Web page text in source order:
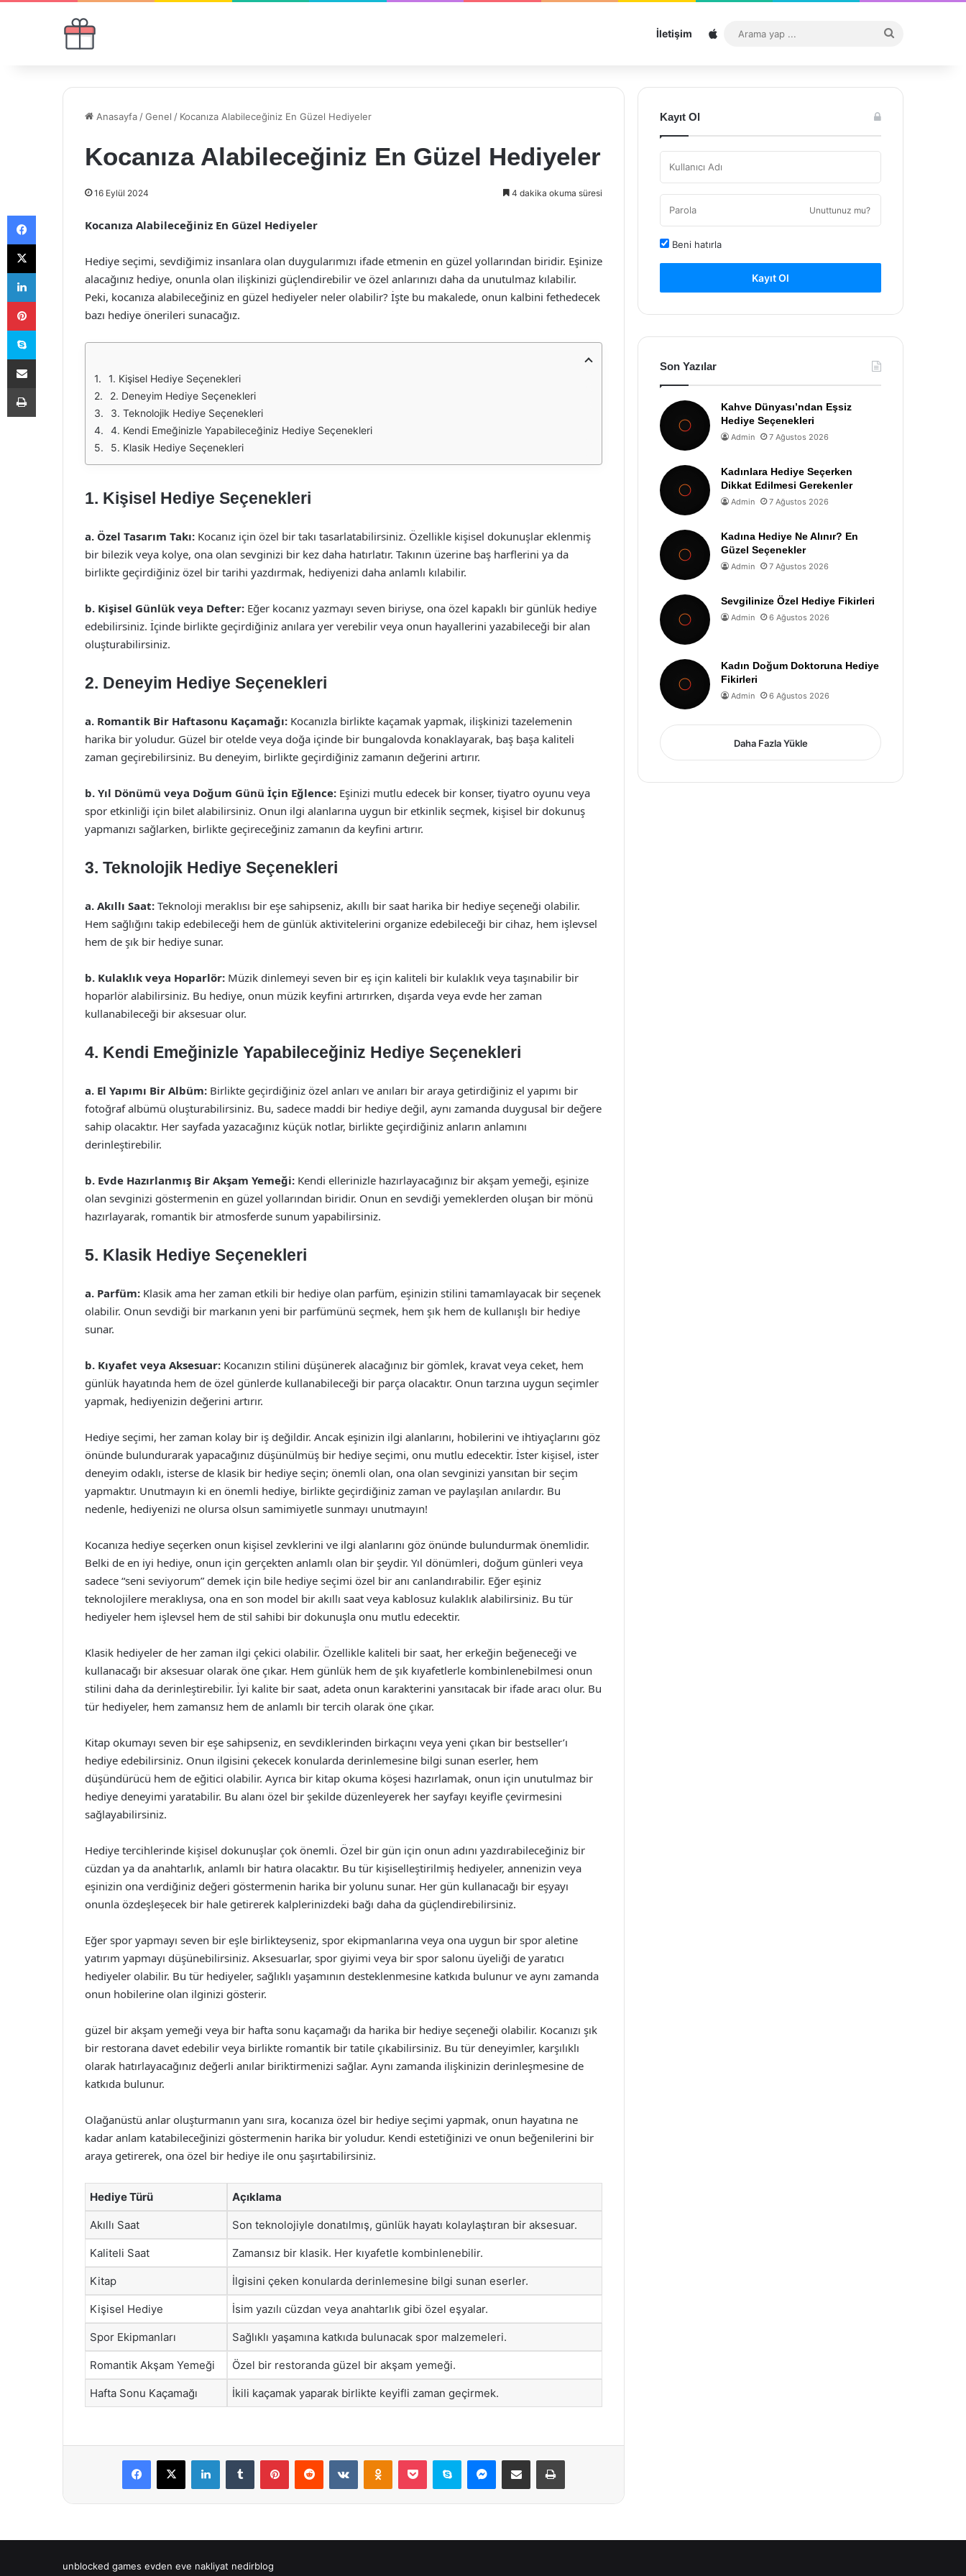
İletişim Sitemap
...
Anasayfa /Genel / Kocanıza Alabileceğiniz En Güzel Hediyeler
Kocanıza Alabileceğiniz En Güzel Hediyeler
16 Eylül 2024 4 dakika okuma süresi
Kocanıza Alabileceğiniz En Güzel Hediyeler
Hediye seçimi, sevdiğimiz insanlara olan duygularımızı ifade etmenin en güzel yollarından biridir. Eşinize
alacağınız hediye, onunla olan ilişkinizi güçlendirebilir ve özel anlarınızı daha da unutulmaz kılabilir.
Peki, kocanıza alabileceğiniz en güzel hediyeler neler olabilir? İşte bu makalede, onun kalbini fethedecek
bazı hediye önerileri sunacağız.
1. Kişisel Hediye Seçenekleri
2. Deneyim Hediye Seçenekleri
3. Teknolojik Hediye Seçenekleri
4. Kendi Emeğinizle Yapabileceğiniz Hediye Seçenekleri
5. Klasik Hediye Seçenekleri
1. Kişisel Hediye Seçenekleri
a. Özel Tasarım Takı: Kocanız için özel bir takı tasarlatabilirsiniz. Özellikle kişisel dokunuşlar eklenmiş
bir bilezik veya kolye, ona olan sevginizi bir kez daha hatırlatır. Takının üzerine baş harflerini ya da
birlikte geçirdiğiniz özel bir tarihi yazdırmak, hediyenizi daha anlamlı kılabilir.
b. Kişisel Günlük veya Defter: Eğer kocanız yazmayı seven biriyse, ona özel kapaklı bir günlük hediye
edebilirsiniz. İçinde birlikte geçirdiğiniz anılara yer verebilir veya onun hayallerini yazabileceği bir alan
oluşturabilirsiniz.
2. Deneyim Hediye Seçenekleri
a. Romantik Bir Haftasonu Kaçamağı: Kocanızla birlikte kaçamak yapmak, ilişkinizi tazelemenin
harika bir yoludur. Güzel bir otelde veya doğa içinde bir bungalovda konaklayarak, baş başa kaliteli
zaman geçirebilirsiniz. Bu deneyim, birlikte geçirdiğiniz zamanın değerini artırır.
b. Yıl Dönümü veya Doğum Günü İçin Eğlence: Eşinizi mutlu edecek bir konser, tiyatro oyunu veya
spor etkinliği için bilet alabilirsiniz. Onun ilgi alanlarına uygun bir etkinlik seçmek, kişisel bir dokunuş
yapmanızı sağlarken, birlikte geçireceğiniz zamanın da keyfini artırır.
3. Teknolojik Hediye Seçenekleri
a. Akıllı Saat: Teknoloji meraklısı bir eşe sahipseniz, akıllı bir saat harika bir hediye seçeneği olabilir.
Hem sağlığını takip edebileceği hem de günlük aktivitelerini organize edebileceği bir cihaz, hem işlevsel
hem de şık bir hediye sunar.
b. Kulaklık veya Hoparlör: Müzik dinlemeyi seven bir eş için kaliteli bir kulaklık veya taşınabilir bir
hoparlör alabilirsiniz. Bu hediye, onun müzik keyfini artırırken, dışarda veya evde her zaman
kullanabileceği bir aksesuar olur.
4. Kendi Emeğinizle Yapabileceğiniz Hediye Seçenekleri
a. El Yapımı Bir Albüm: Birlikte geçirdiğiniz özel anları ve anıları bir araya getirdiğiniz el yapımı bir
fotoğraf albümü oluşturabilirsiniz. Bu, sadece maddi bir hediye değil, aynı zamanda duygusal bir değere
sahip olacaktır. Her sayfada yazacağınız küçük notlar, birlikte geçirdiğiniz anların anlamını
derinleştirebilir.
b. Evde Hazırlanmış Bir Akşam Yemeği: Kendi ellerinizle hazırlayacağınız bir akşam yemeği, eşinize
olan sevginizi göstermenin en güzel yollarından biridir. Onun en sevdiği yemeklerden oluşan bir mönü
hazırlayarak, romantik bir atmosferde sunum yapabilirsiniz.
5. Klasik Hediye Seçenekleri
a. Parfüm: Klasik ama her zaman etkili bir hediye olan parfüm, eşinizin stilini tamamlayacak bir seçenek
olabilir. Onun sevdiği bir markanın yeni bir parfümünü seçmek, hem şık hem de kullanışlı bir hediye
sunar.
b. Kıyafet veya Aksesuar: Kocanızın stilini düşünerek alacağınız bir gömlek, kravat veya ceket, hem
günlük hayatında hem de özel günlerde kullanabileceği bir parça olacaktır. Onun tarzına uygun seçimler
yapmak, hediyenizin değerini artırır.
Hediye seçimi, her zaman kolay bir iş değildir. Ancak eşinizin ilgi alanlarını, hobilerini ve ihtiyaçlarını göz
önünde bulundurarak yapacağınız düşünülmüş bir hediye seçimi, onu mutlu edecektir. İster kişisel, ister
deneyim odaklı, isterse de klasik bir hediye seçin; önemli olan, ona olan sevginizi yansıtan bir seçim
yapmaktır. Unutmayın ki en önemli hediye, birlikte geçirdiğiniz zaman ve paylaşılan anılardır. Bu
nedenle, hediyenizi ne olursa olsun samimiyetle sunmayı unutmayın!
Kocanıza hediye seçerken onun kişisel zevklerini ve ilgi alanlarını göz önünde bulundurmak önemlidir.
Belki de en iyi hediye, onun için gerçekten anlamlı olan bir şeydir. Yıl dönümleri, doğum günleri veya
sadece “seni seviyorum” demek için bile hediye seçimi özel bir anı canlandırabilir. Eğer eşiniz
teknolojilere meraklıysa, ona en son model bir akıllı saat veya kablosuz kulaklık alabilirsiniz. Bu tür
hediyeler hem işlevsel hem de stil sahibi bir dokunuşla onu mutlu edecektir.
Klasik hediyeler de her zaman ilgi çekici olabilir. Özellikle kaliteli bir saat, her erkeğin beğeneceği ve
kullanacağı bir aksesuar olarak öne çıkar. Hem günlük hem de şık kıyafetlerle kombinlenebilmesi onun
stilini daha da derinleştirebilir. İyi kalite bir saat, adeta onun karakterini yansıtacak bir ifade aracı olur. Bu
tür hediyeler, hem zamansız hem de anlamlı bir tercih olarak öne çıkar.
Kitap okumayı seven bir eşe sahipseniz, en sevdiklerinden birkaçını veya yeni çıkan bir bestseller’ı
hediye edebilirsiniz. Onun ilgisini çekecek konularda derinlemesine bilgi sunan eserler, hem
düşündürücü hem de eğitici olabilir. Ayrıca bir kitap okuma köşesi hazırlamak, onun için unutulmaz bir
hediye deneyimi yaratabilir. Bu alanı özel bir şekilde düzenleyerek her sayfayı keyifle çevirmesini
sağlayabilirsiniz.
Hediye tercihlerinde kişisel dokunuşlar çok önemli. Özel bir gün için onun adını yazdırabileceğiniz bir
cüzdan ya da anahtarlık, anlamlı bir hatıra olacaktır. Bu tür kişiselleştirilmiş hediyeler, annenizin veya
eşinizin ona verdiğiniz değeri göstermenin harika bir yolunu sunar. Her gün kullanacağı bir eşyayı
onunla özdeşleşecek bir hale getirerek kalplerinizdeki bağı daha da güçlendirebilirsiniz.
Eğer spor yapmayı seven bir eşle birlikteyseniz, spor ekipmanlarına veya ona uygun bir spor aletine
yatırım yapmayı düşünebilirsiniz. Aksesuarlar, spor giyimi veya bir spor salonu üyeliği de yaratıcı
hediyeler olabilir. Bu tür hediyeler, sağlıklı yaşamının desteklenmesine katkıda bulunur ve aynı zamanda
onun hobilerine olan ilginizi gösterir.
güzel bir akşam yemeği veya bir hafta sonu kaçamağı da harika bir hediye seçeneği olabilir. Kocanızı şık
bir restorana davet edebilir veya birlikte romantik bir tatile çıkabilirsiniz. Bu tür deneyimler, karşılıklı
olarak hatırlayacağınız değerli anılar biriktirmenizi sağlar. Aynı zamanda ilişkinizin derinleşmesine de
katkıda bulunur.
Olağanüstü anlar oluşturmanın yanı sıra, kocanıza özel bir hediye seçimi yapmak, onun hayatına ne
kadar anlam katabileceğinizi göstermenin harika bir yoludur. Kendi estetiğinizi ve onun beğenilerini bir
araya getirerek, ona özel bir hediye ile onu şaşırtabilirsiniz.
Hediye Türü Açıklama
Akıllı Saat Son teknolojiyle donatılmış, günlük hayatı kolaylaştıran bir aksesuar.
Kaliteli Saat Zamansız bir klasik. Her kıyafetle kombinlenebilir.
Kitap İlgisini çeken konularda derinlemesine bilgi sunan eserler.
Kişisel Hediye İsim yazılı cüzdan veya anahtarlık gibi özel eşyalar.
Spor Ekipmanları Sağlıklı yaşamına katkıda bulunacak spor malzemeleri.
Romantik Akşam Yemeği Özel bir restoranda güzel bir akşam yemeği.
Hafta Sonu Kaçamağı İkili kaçamak yaparak birlikte keyifli zaman geçirmek.
Facebook
X LinkedInTumblr PinterestReddit VKontakteOdnoklassniki
Pocket Skype Messenger
E-Posta ile paylaş Yazdır
Kayıt Ol
Unuttunuz mu?
Beni hatırla
Kayıt Ol
Son Yazılar
Kahve Dünyası’ndan Eşsiz
Hediye Seçenekleri
Admin 7 Ağustos 2026
Kadınlara Hediye Seçerken
Dikkat Edilmesi Gerekenler
Admin 7 Ağustos 2026
Kadına Hediye Ne Alınır? En
Güzel Seçenekler
Admin 7 Ağustos 2026
Sevgilinize Özel Hediye Fikirleri
Admin 6 Ağustos 2026
Kadın Doğum Doktoruna Hediye
Fikirleri
Admin 6 Ağustos 2026
Daha Fazla Yükle
unblocked games evden eve nakliyat nedirblog
Facebook
X
LinkedIn
Pinterest
Skype
E-Posta ile paylaş